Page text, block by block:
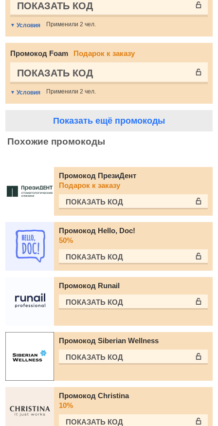
ПОКАЗАТЬ КОД
Условия Применили 2 чел.
Промокод Foam Подарок к заказу
ПОКАЗАТЬ КОД
Условия Применили 2 чел.
Показать ещё промокоды
Похожие промокоды
Промокод ПрезиДент
Подарок к заказу
ПОКАЗАТЬ КОД
Промокод Hello, Doc!
50%
ПОКАЗАТЬ КОД
Промокод Runail
ПОКАЗАТЬ КОД
Промокод Siberian Wellness
ПОКАЗАТЬ КОД
Промокод Christina
10%
ПОКАЗАТЬ КОД